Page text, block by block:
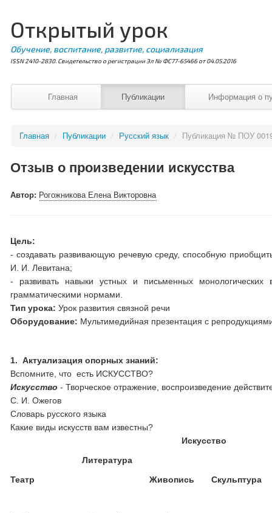
Открытый урок
Обучение, воспитание, развитие, социализация
ISSN 2410-2830. Свидетельство о регистрации Эл № ФС77-65466 от 04.05.2016
Главная Публикации Информация о
Главная / Публикации / Русский язык / Публикация № ПОУ
Отзыв о произведении искусства
Автор: Рогожникова Елена Викторовна
Цель:
- создавать развивающую речевую среду, способную
И. И. Левитана;
- развивать навыки устных и письменных монологических
грамматическими нормами.
Тип урока:Урок развития связной речи
Оборудование: Мультимедийная презентация с
1.Актуализация опорных знаний:
Вспомните, что есть ИСКУССТВО?
Искусство - Творческое отражение, воспроизведение
С. И. Ожегов
Словарь русского языка
Какие виды искусств вам известны?
Искусство
Литература
Театр
Живопись Скульптура